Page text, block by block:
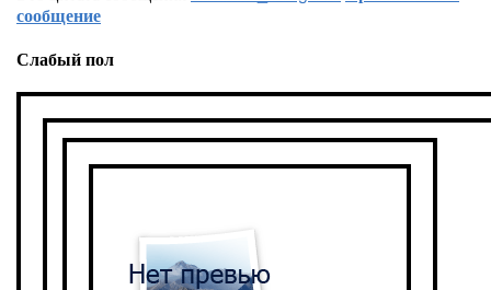
сообщение
Слабый пол